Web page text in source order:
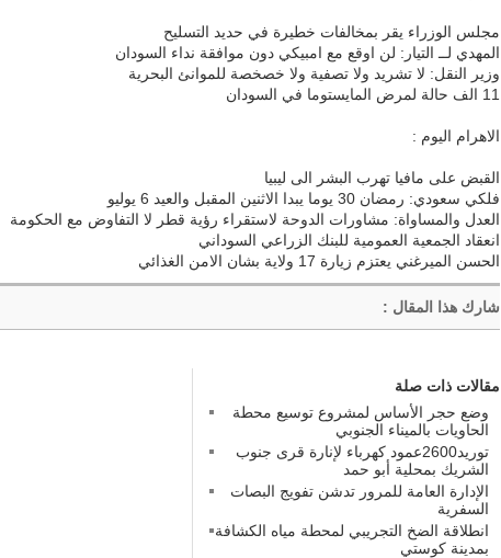
مجلس الوزراء يقر بمخالفات خطيرة في حديد التسليح
المهدي لــ التيار: لن اوقع مع امبيكي دون موافقة نداء السودان
وزير النقل: لا تشريد ولا تصفية ولا خصخصة للموانئ البحرية
11 الف حالة لمرض المايستوما في السودان
الاهرام اليوم :
القبض على مافيا تهرب البشر الى ليبيا
فلكي سعودي: رمضان 30 يوما يبدا الاثنين المقبل والعيد 6 يوليو
العدل والمساواة: مشاورات الدوحة لاستقراء رؤية قطر لا التفاوض مع الحكومة
انعقاد الجمعية العمومية للبنك الزراعي السوداني
الحسن الميرغني يعتزم زيارة 17 ولاية بشان الامن الغذائي
شارك هذا المقال :
مقالات ذات صلة
وضع حجر الأساس لمشروع توسيع محطة
الحاويات بالميناء الجنوبي
توريد2600عمود كهرباء لإنارة قرى جنوب
الشريك بمحلية أبو حمد
الإدارة العامة للمرور تدشن تفويج البصات
السفرية
انطلاقة الضخ التجريبي لمحطة مياه الكشافة
بمدينة كوستي